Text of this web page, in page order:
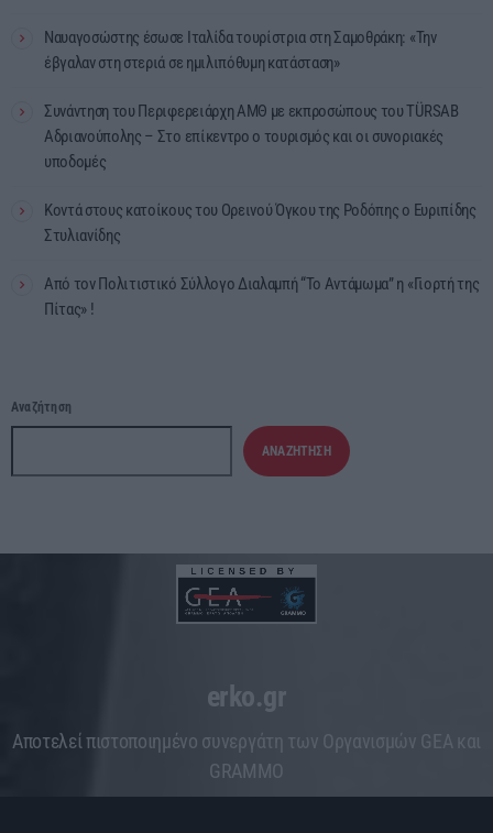
Ναυαγοσώστης έσωσε Ιταλίδα τουρίστρια στη Σαμοθράκη: «Την
έβγαλαν στη στεριά σε ημιλιπόθυμη κατάσταση»
Συνάντηση του Περιφερειάρχη ΑΜΘ με εκπροσώπους του TÜRSAB
Αδριανούπολης – Στο επίκεντρο ο τουρισμός και οι συνοριακές
υποδομές
Κοντά στους κατοίκους του Ορεινού Όγκου της Ροδόπης ο Ευριπίδης
Στυλιανίδης
Από τον Πολιτιστικό Σύλλογο Διαλαμπή “Το Αντάμωμα” η «Γιορτή της
Πίτας» !
Αναζήτηση
ΑΝΑΖΉΤΗΣΗ
erko.gr
Aποτελεί πιστοποιημένο συνεργάτη των Οργανισμών GEA και
GRAMMO